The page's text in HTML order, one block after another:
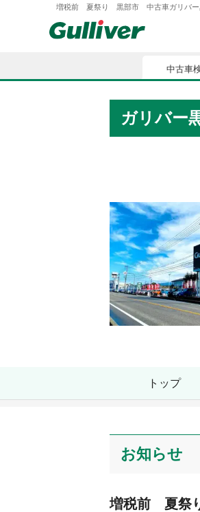
増税前 夏祭り 黒部市 中古車ガリバー
中古車検索
車検整備
お客様の評価
中古車
ガリバー
トップ
お知らせ
増税前 夏祭